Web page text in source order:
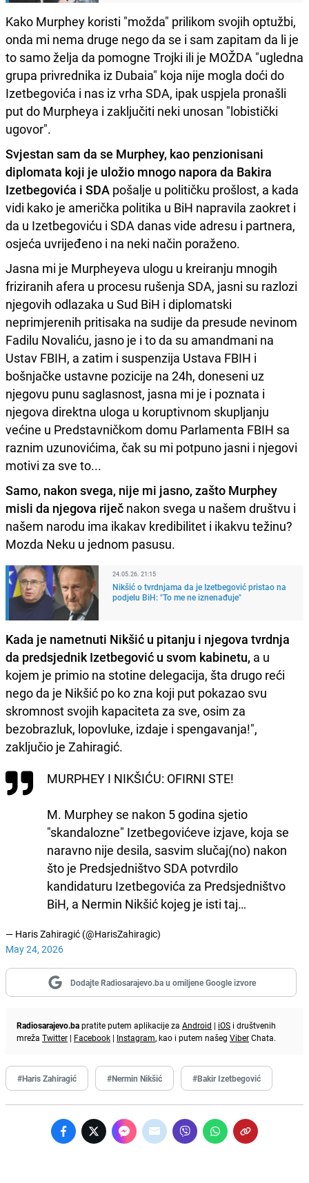
Kako Murphey koristi "možda" prilikom svojih optužbi,
onda mi nema druge nego da se i sam zapitam da li je
to samo želja da pomogne Trojki ili je MOŽDA "ugledna
grupa privrednika iz Dubaia" koja nije mogla doći do
Izetbegovića i nas iz vrha SDA, ipak uspjela pronašli
put do Murpheya i zaključiti neki unosan "lobistički
ugovor".
Svjestan sam da se Murphey, kao penzionisani
diplomata koji je uložio mnogo napora da Bakira
Izetbegovića i SDA pošalje u političku prošlost, a kada
vidi kako je američka politika u BiH napravila zaokret i
da u Izetbegoviću i SDA danas vide adresu i partnera,
osjeća uvrijeđeno i na neki način poraženo.
Jasna mi je Murpheyeva ulogu u kreiranju mnogih
friziranih afera u procesu rušenja SDA, jasni su razlozi
njegovih odlazaka u Sud BiH i diplomatski
neprimjerenih pritisaka na sudije da presude nevinom
Fadilu Novaliću, jasno je i to da su amandmani na
Ustav FBIH, a zatim i suspenzija Ustava FBIH i
bošnjačke ustavne pozicije na 24h, doneseni uz
njegovu punu saglasnost, jasna mi je i poznata i
njegova direktna uloga u koruptivnom skupljanju
većine u Predstavničkom domu Parlamenta FBIH sa
raznim uzunovićima, čak su mi potpuno jasni i njegovi
motivi za sve to...
Samo, nakon svega, nije mi jasno, zašto Murphey
misli da njegova riječ nakon svega u našem društvu i
našem narodu ima ikakav kredibilitet i ikakvu težinu?
Mozda Neku u jednom pasusu.
24.05.26. 21:15
Nikšić o tvrdnjama da je Izetbegović pristao na
podjelu BiH: "To me ne iznenađuje"
Kada je nametnuti Nikšić u pitanju i njegova tvrdnja
da predsjednik Izetbegović u svom kabinetu, a u
kojem je primio na stotine delegacija, šta drugo reći
nego da je Nikšić po ko zna koji put pokazao svu
skromnost svojih kapaciteta za sve, osim za
bezobrazluk, lopovluke, izdaje i spengavanja!",
zaključio je Zahiragić.
MURPHEY I NIKŠIĆU: OFIRNI STE!
M. Murphey se nakon 5 godina sjetio
"skandalozne" Izetbegovićeve izjave, koja se
naravno nije desila, sasvim slučaj(no) nakon
što je Predsjedništvo SDA potvrdilo
kandidaturu Izetbegovića za Predsjedništvo
BiH, a Nermin Nikšić kojeg je isti taj…
— Haris Zahiragić (@HarisZahiragic)
May 24, 2026
Dodajte Radiosarajevo.ba u omiljene Google izvore
Radiosarajevo.bapratite putem aplikacije za Android | iOS i društvenih
mreža Twitter | Facebook | Instagram, kao i putem našeg ViberChata.
#Haris Zahiragić #Nermin Nikšić #Bakir Izetbegović